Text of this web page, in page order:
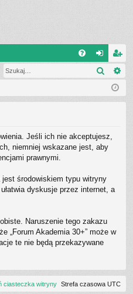
al
ę
ar
ej
Szukaj
Jeśli ich nie akceptujesz,
niemniej wskazane jest, aby
prawnymi.
jest środowiskiem typu witryny
dyskusje przez internet, a
Naruszenie tego zakazu
„Forum Akademia 30+” może w
te nie będą przekazywane
Strefa czasowa UTC
ciasteczka witryny